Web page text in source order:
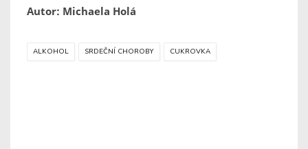
Autor: Michaela Holá
ALKOHOL SRDEČNÍ CHOROBY CUKROVKA